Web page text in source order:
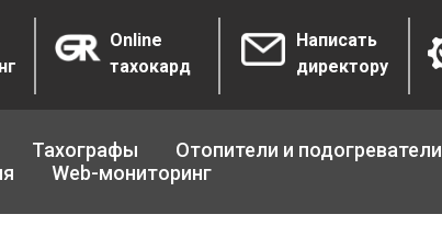
Online
тахокард
Написать
директору
Тахографы Отопители и подогреватели
Web-мониторинг